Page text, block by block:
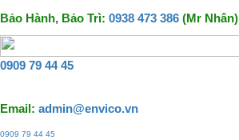
Bảo Hành, Bảo Trì: 0938 473 386 (Mr Nhân)
0909 79 44 45
Email: admin@envico.vn
0909 79 44 45